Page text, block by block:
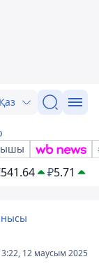
Қаз
541.64 ₽5.71
12 маусым 2025